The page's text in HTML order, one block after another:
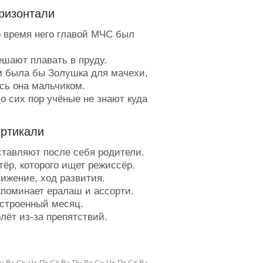
время него главой МЧС был
плавать в пруду.
была бы Золушка для мачехи,
она мальчиком.
сих пор учёные не знают куда
от и до.
на базар с врагом.
Ноева ковчега.
товара, продаваемого без
ногой, чтобы не
после себя родители.
которого ищет режиссёр.
ход развития.
ералаш и ассорти.
месяц.
из-за препятствий.